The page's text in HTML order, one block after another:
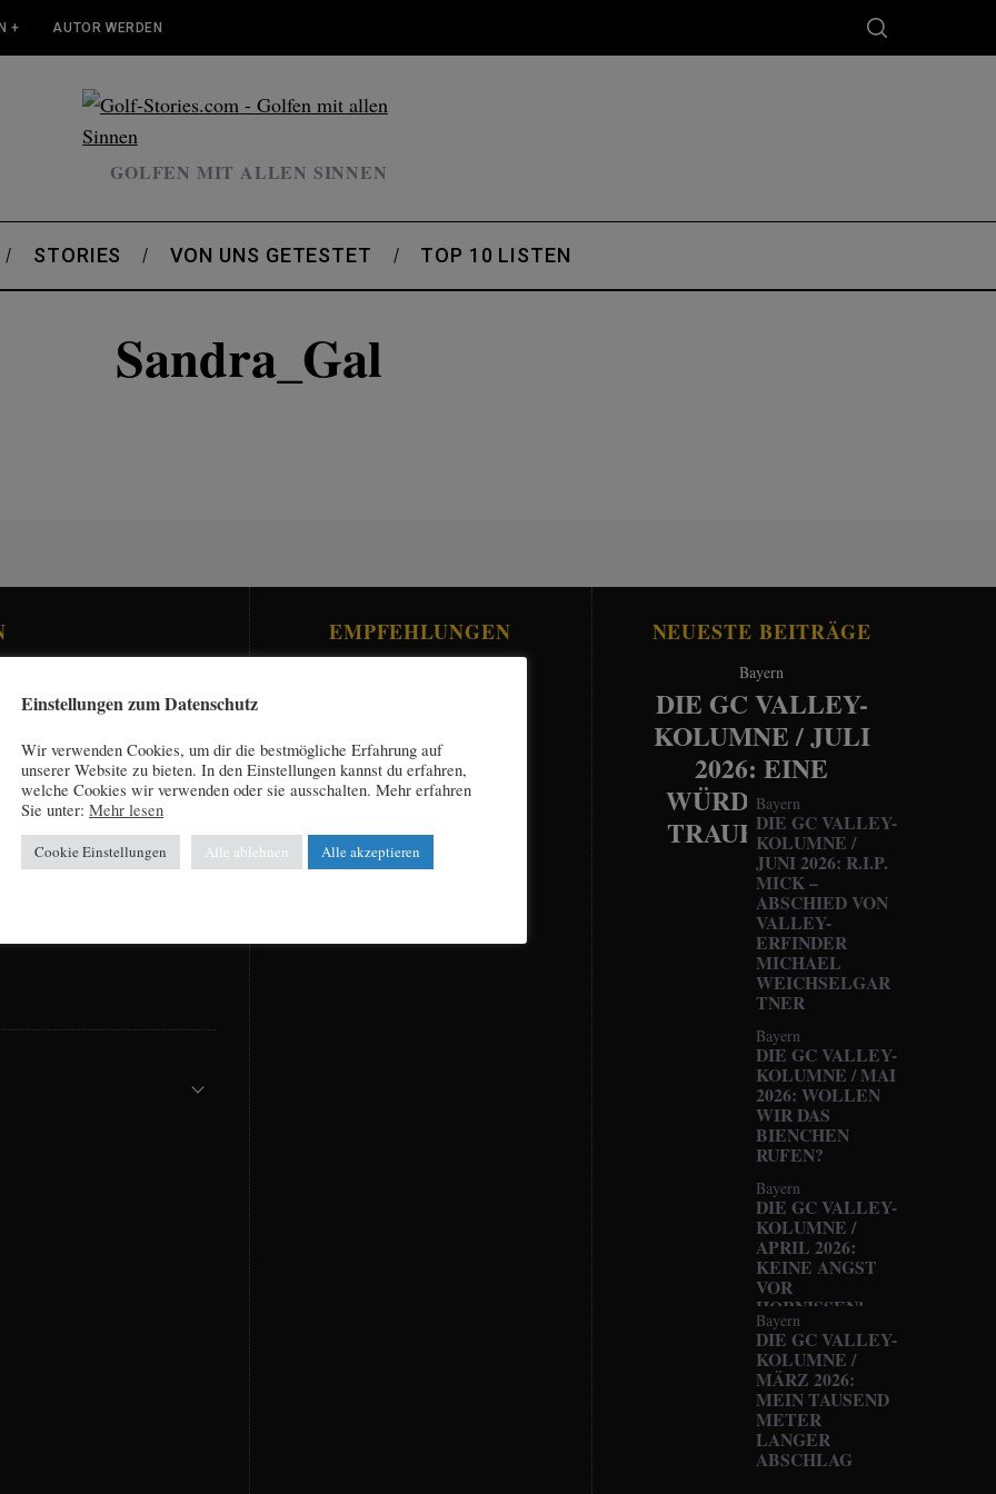
+ AUTOR WERDEN
GOLFEN MIT ALLEN SINNEN
STORIES VON UNS GETESTET TOP 10 LISTEN
Sandra_Gal
EMPFEHLUNGEN NEUESTE BEITRÄGE
Bayern
DIE GC VALLEY-
KOLUMNE / JULI
2026: EINE
WÜRDEVOLLE
TRAUERFEIER
Bayern
DIE GC VALLEY-
KOLUMNE /
JUNI 2026: R.I.P.
MICK –
ABSCHIED VON
VALLEY-
ERFINDER
MICHAEL
WEICHSELGAR
TNER
Bayern
DIE GC VALLEY-
KOLUMNE / MAI
2026: WOLLEN
WIR DAS
BIENCHEN
RUFEN?
Bayern
DIE GC VALLEY-
KOLUMNE /
APRIL 2026:
KEINE ANGST
VOR
HORNISSEN!
Bayern
DIE GC VALLEY-
KOLUMNE /
MÄRZ 2026:
MEIN TAUSEND
METER
LANGER
ABSCHLAG
Einstellungen zum Datenschutz
Wir verwenden Cookies, um dir die bestmögliche Erfahrung auf
unserer Website zu bieten. In den Einstellungen kannst du erfahren,
welche Cookies wir verwenden oder sie ausschalten. Mehr erfahren
Sie unter: Mehr lesen
Cookie Einstellungen Alle ablehnen Alle akzeptieren